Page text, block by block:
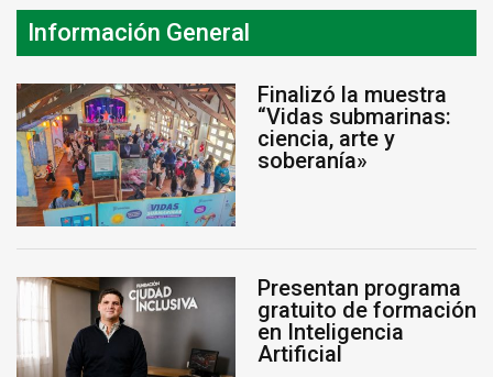
Información General
Finalizó la muestra
“Vidas submarinas:
ciencia, arte y
soberanía»
Presentan programa
gratuito de formación
en Inteligencia
Artificial